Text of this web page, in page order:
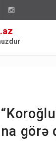
görə